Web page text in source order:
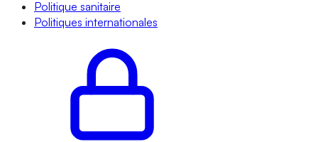
Politique sanitaire
Politiques internationales